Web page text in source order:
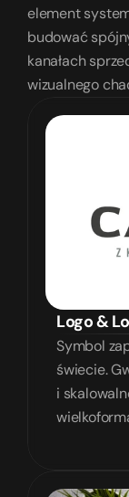
element
budować
kanałach
wizualnego
Logo &
Symbol
świecie.
i